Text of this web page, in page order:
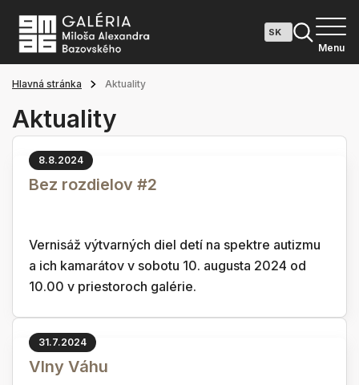
Menu
Hlavná stránka Aktuality
Aktuality
8.8.2024
Bez rozdielov #2
Vernisáž výtvarných diel detí na spektre autizmu
a ich kamarátov v sobotu 10. augusta 2024 od
10.00 v priestoroch galérie.
31.7.2024
Vlny Váhu